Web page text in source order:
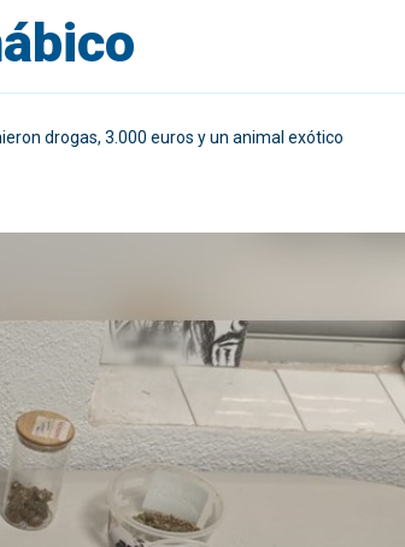
drogas, 3.000 euros y un animal exótico